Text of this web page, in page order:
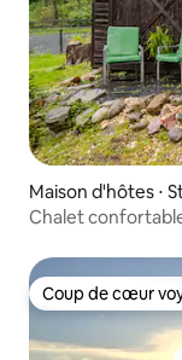
Maison d'hôtes ⋅
Chalet
Coup de cœur
Coup de cœur